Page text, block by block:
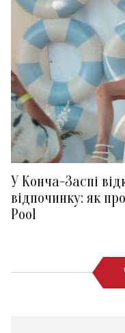
У Конча-Заспі
відпочинку: як
Pool